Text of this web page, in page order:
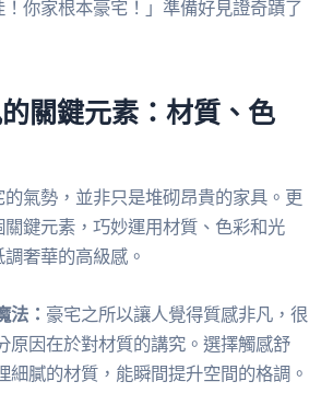
你家根本豪宅！」準備好見證奇蹟了
關鍵元素：材質、色
氣勢，並非只是堆砌昂貴的家具。更
鍵元素，巧妙運用材質、色彩和光
奢華的高級感。
法： 豪宅之所以讓人覺得質感非凡，很
原因在於對材質的講究。選擇觸感舒
細膩的材質，能瞬間提升空間的格調。